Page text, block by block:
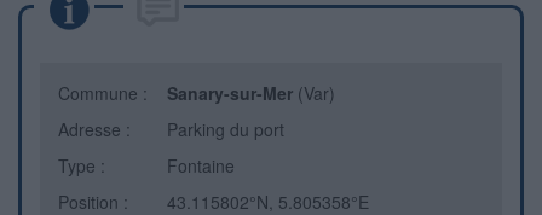
Commune : Sanary-sur-Mer (Var)
Adresse :
Parking du port
Type :
Fontaine
Position :
43.115802°N, 5.805358°E